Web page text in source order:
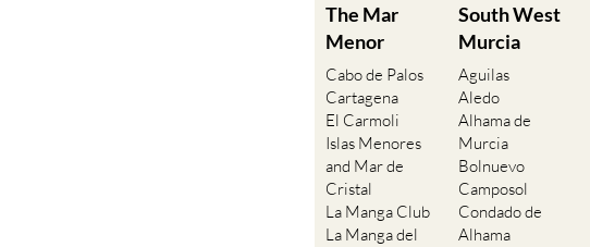
The Mar
Menor
Cabo de Palos
Cartagena
El Carmoli
Islas Menores
and Mar de
Cristal
La Manga Club
La Manga del
South West
Murcia
Aguilas
Aledo
Alhama de
Murcia
Bolnuevo
Camposol
Condado de
Alhama